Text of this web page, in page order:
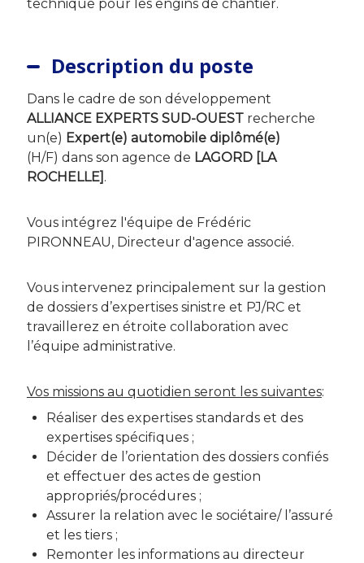
technique pour les engins de chantier.
Description du poste
Dans le cadre de son développement
ALLIANCE EXPERTS SUD-OUEST recherche
un(e) Expert(e) automobile diplômé(e)
(H/F) dans son agence de LAGORD [LA
ROCHELLE] .
Vous intégrez l'équipe de Frédéric
PIRONNEAU, Directeur d'agence associé.
Vous intervenez principalement sur la gestion
de dossiers d’expertises sinistre et PJ/RC et
travaillerez en étroite collaboration avec
l’équipe administrative.
Vos missions au quotidien seront les suivantes:
Réaliser des expertises standards et des
expertises spécifiques ;
Décider de l’orientation des dossiers confiés
et effectuer des actes de gestion
appropriés/procédures ;
Assurer la relation avec le sociétaire/ l’assuré
et les tiers ;
Remonter les informations au directeur